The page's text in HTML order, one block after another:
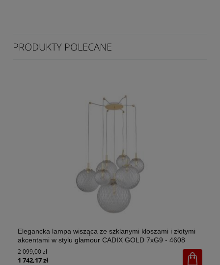
PRODUKTY POLECANE
Elegancka lampa wisząca ze szklanymi kloszami i złotymi
akcentami w stylu glamour CADIX GOLD 7xG9 - 4608
2 099,00 zł
1 742,17 zł